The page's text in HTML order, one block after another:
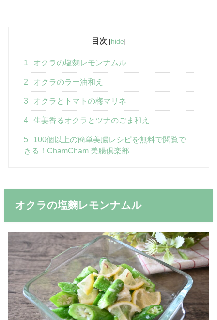
目次 [hide]
1 オクラの塩麴レモンナムル
2 オクラのラー油和え
3 オクラとトマトの梅マリネ
4 生姜香るオクラとツナのごま和え
5
100個以上の簡単美腸レシピを無料で閲覧で
きる！ChamCham 美腸倶楽部
オクラの塩麴レモンナムル